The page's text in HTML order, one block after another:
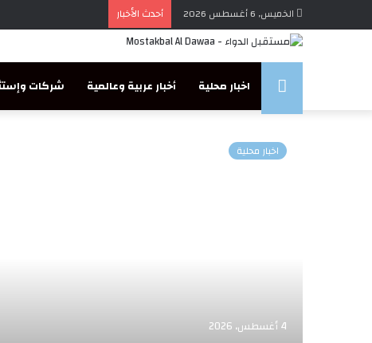
الخميس, 6 أغسطس 2026 أحدث الأخبار
مستقبلاخبار محلية أخبار عربية وعالمية شركات
اخبار محلية
4 أغسطس، 2026